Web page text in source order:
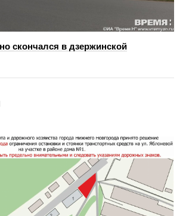
скончался в дзержинской